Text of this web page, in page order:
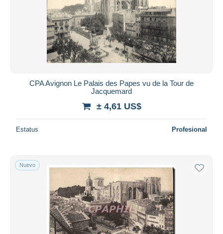
CPA Avignon Le Palais des Papes vu de la Tour de
Jacquemard
± 4,61 US$
Estatus Profesional
Nuevo